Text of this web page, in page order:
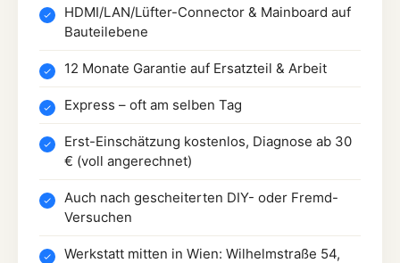
HDMI/LAN/Lüfter-Connector & Mainboard auf
Bauteilebene
12 Monate Garantie auf Ersatzteil & Arbeit
Express – oft am selben Tag
Erst-Einschätzung kostenlos, Diagnose ab 30
€ (voll angerechnet)
Auch nach gescheiterten DIY- oder Fremd-
Versuchen
Werkstatt mitten in Wien: Wilhelmstraße 54,